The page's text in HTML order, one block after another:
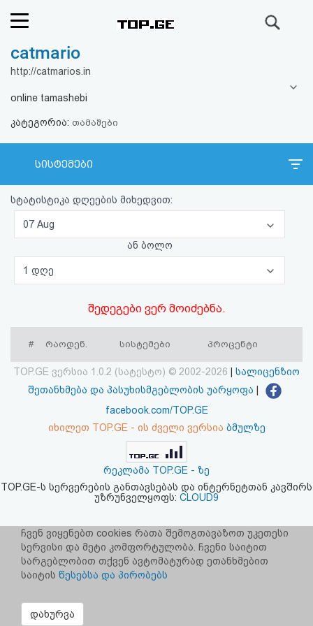
რეიტინგი
ფოსტა
კითხვა-
პასუხი
ავტორიზაცია
რეგისტრაცია
HTML
კოდი
სალიცენზიო
პასუხისმგებლობის
უარყოფა
catmario
http://catmarios.in
online tamashebi
კატეგორია: თამაშები
სისტემები
სტატისტიკა დღეების მიხედვით:
07 Aug
ან ბოლო
1 დღე
შედეგები ვერ მოიძებნა.
# რაოდენ. სისტემები პროცენტი
TOP.GE ვერსია 1.0.2 (სატესტო) © 2002-2026
სალიცენზიო
შეთანხმება და პასუხისმგებლობის უარყოფა
facebook.com/TOP.GE
იხილეთ TOP.GE - ის ძველი ვერსია ბმულზე
რეკლამა TOP.GE - ზე
TOP.GE-ს სერვერების განთავსებას და ინტერნეტთან კავშირს
უზრუნველყოფს: CLOUD9
ჩვენ ვიყენებთ cookies რათა შემოგთავაზოთ უკეთესი
სერვისი და მეტი კომფორტულობა. ჩვენი საიტით
სარგებლობით თქვენ ავტომატურად ეთანხმებით
საიტის წესებსა და პირობებს
დახურვა